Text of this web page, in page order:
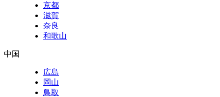
京都
滋賀
奈良
和歌山
中国
広島
岡山
鳥取